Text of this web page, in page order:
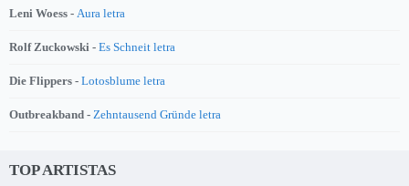
Leni Woess - Aura letra
Rolf Zuckowski - Es Schneit letra
Die Flippers - Lotosblume letra
Outbreakband - Zehntausend Gründe letra
TOP ARTISTAS